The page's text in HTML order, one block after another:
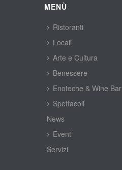
MENÙ
Ristoranti
Locali
Arte e Cultura
Benessere
Enoteche & Wine Bar
Spettacoli
New
Eventi
Servizi